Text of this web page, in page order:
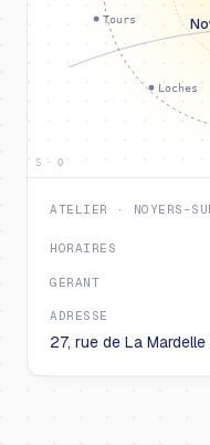
Tours
Loches
S · O
ATELIER · NOYERS-
HORAIRES
GÉRANT
ADRESSE
27, rue de La